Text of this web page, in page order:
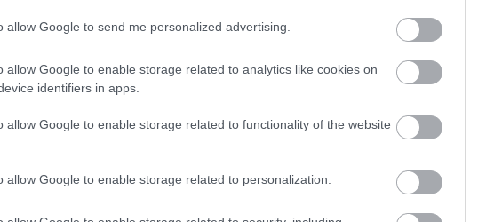
allow Google to send me personalized advertising.
allow Google to enable storage related to analytics like cookies on
identifiers in apps.
allow Google to enable storage related to functionality of the website
allow Google to enable storage related to personalization.
και Ελληνίδες πάσχουν από οστεοπόρωση. Μάλιστα, αυτή τη
λαμβάνουν αγωγή πρόληψης καταγμάτων μόλις 300.000
με αποτέλεσμα να μην αποφεύγονται πολλές χιλιάδες
υπόλοιπους, οι οποίοι δεν έχουν ακόμη εντοπισθεί ως έχοντες
αγωγής. Μία από τις σημαντικότερες αιτίες των αριθμών
σημαντικών ελλείψεων στον τομέα της πρωτοβάθμιας
Παγκόσμια Ημέρα Οστεοπόρωσης, συγκεντρώσαμε δέκα